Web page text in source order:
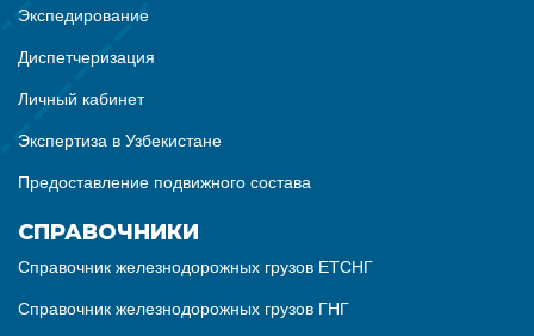
Экспедирование
Диспетчеризация
Личный кабинет
Экспертиза в Узбекистане
Предоставление подвижного состава
СПРАВОЧНИКИ
Справочник железнодорожных грузов ЕТСНГ
Справочник железнодорожных грузов ГНГ